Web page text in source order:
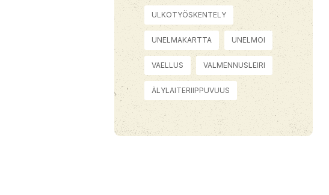
ULKOTYÖSKENTELY
UNELMAKARTTA UNELMOI
VAELLUS VALMENNUSLEIRI
ÄLYLAITERIIPPUVUUS